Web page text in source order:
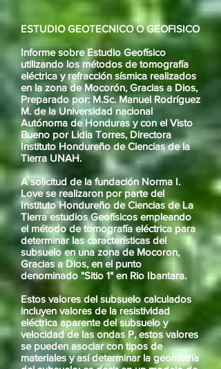
ESTUDIO GEOTECNICO O GEOFISICO
Informe sobre Estudio Geofísico
utilizando los métodos de tomografía
eléctrica y refracción sísmica realizados
en la zona de Mocorón, Gracias a Dios,
Preparado por: M.Sc. Manuel Rodríguez
M. de la Universidad nacional
Autónoma de Honduras y con el Visto
Bueno por Lidia Torres, Directora
Instituto Hondureño de Ciencias de la
Tierra UNAH.
A solicitud de la fundación Norma I.
Love se realizaron por parte del
Instituto Hondureño de Ciencias de La
Tierra estudios Geofísicos empleando
el método de tomografía eléctrica para
determinar las características del
subsuelo en una zona de Mocoron,
Gracias a Dios, en el punto
denominado "Sitio 1" en Rio Ibantara.
Estos valores del subsuelo calculados
incluyen valores de la resistividad
eléctrica aparente del subsuelo y
velocidad de las ondas P, estos valores
se pueden asociar con tipos de
materiales y así determinar la geometría